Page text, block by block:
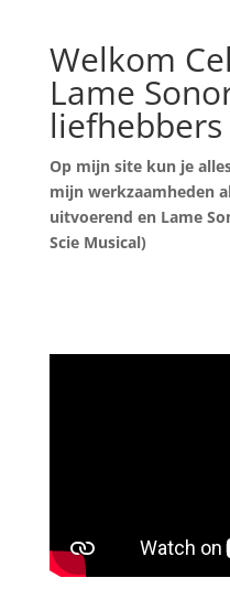
Welkom
Lame
liefhebbers
Op mijn site kun je
mijn werkzaamheden
uitvoerend en Lame
Scie Musical)